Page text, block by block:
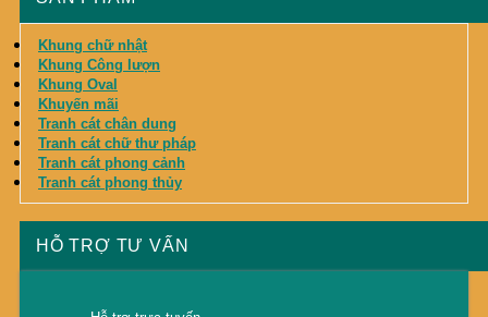
Khung chữ nhật
Khung Công lượn
Khung Oval
Khuyến mãi
Tranh cát chân dung
Tranh cát chữ thư pháp
Tranh cát phong cảnh
Tranh cát phong thủy
HỖ TRỢ TƯ VẤN